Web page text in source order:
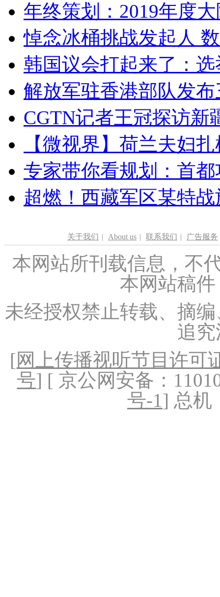
年终策划：2019年度
悼念冰桶挑战发起人
韩国议会打起来了：
解放军驻香港部队发
CGTN记者王冠探访新
【微视界】荷兰夫妇
专家带你看规划：首
超燃！西藏军区某特
关于我们 | About us | 联系我们 | 广告服务
本网站所刊载信息，不
本网站稿
未经授权禁止转载、摘
追
[网上传播视听节目许可
号] [ 京公网安备：
号-1] 总机